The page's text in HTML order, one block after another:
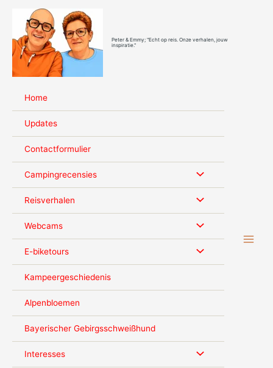
inhoud
Peter & Emmy; "Echt op reis. Onze verhalen, jouw
inspiratie."
Home
Updates
Contactformulier
Campingrecensies
Reisverhalen
Webcams
E-biketours
Kampeergeschiedenis
Alpenbloemen
Bayerischer Gebirgsschweißhund
Interesses